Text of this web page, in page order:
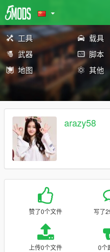
工具 载具
武器
脚本
地图
其他
arazy58
赞了0个文件 写了
上传0个文件 0个